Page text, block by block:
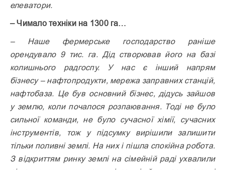
елеватори.
– Чимало техніки на 1300 га…
– Наше фермерське господарство раніше
орендувало 9 тис. га. Дід створював його на базі
колишнього радгоспу. У нас є інший напрям
бізнесу – нафтопродукти, мережа заправних станцій,
нафтобаза. Це був основний бізнес, дідусь зайшов
у землю, коли почалося розпаювання. Тоді не було
сильної команди, не було сучасної хімії, сучасних
інструментів, тож у підсумку вирішили залишити
тільки поливні землі. На них і пішла спокійна робота.
З відкриттям ринку землі на сімейній раді ухвалили